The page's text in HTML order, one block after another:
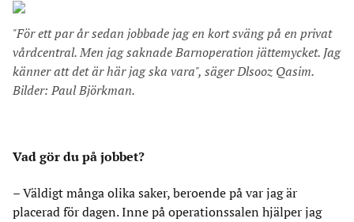
"För ett par år sedan jobbade jag en kort sväng på en privat
vårdcentral. Men jag saknade Barnoperation jättemycket. Jag
känner att det är här jag ska vara", säger Dlsooz Qasim.
Bilder: Paul Björkman.
Vad gör du på jobbet?
– Väldigt många olika saker, beroende på var jag är
placerad för dagen. Inne på operationssalen hjälper jag